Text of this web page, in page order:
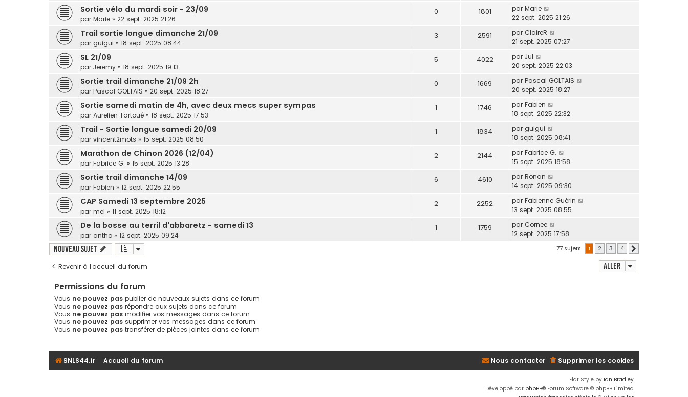
Sortie vélo du mardi soir - 23/09
par Marie » 22 sept. 2025 21:26
0 1801 par Marie
22 sept. 2025 21:26
Trail sortie longue dimanche 21/09
par guigui » 18 sept. 2025 08:44
3 2591 par ClaireR
21 sept. 2025 07:27
SL 21/09
par Jeremy » 18 sept. 2025 19:13
5 4022 par Jul
20 sept. 2025 22:03
Sortie trail dimanche 21/09 2h
par Pascal GOLTAIS » 20 sept. 2025 18:27
0 1669 par Pascal GOLTAIS
20 sept. 2025 18:27
Sortie samedi matin de 4h, avec deux mecs super sympas
par Aurelien Tartoué » 18 sept. 2025 17:53
1 1746 par Fabien
18 sept. 2025 22:32
Trail - Sortie longue samedi 20/09
par vincent2mots » 15 sept. 2025 08:50
1 1834 par guigui
18 sept. 2025 08:41
Marathon de Chinon 2026 (12/04)
par Fabrice G. » 15 sept. 2025 13:28
2 2144 par Fabrice G.
15 sept. 2025 18:58
Sortie trail dimanche 14/09
par Fabien » 12 sept. 2025 22:55
6 4610 par Ronan
14 sept. 2025 09:30
CAP Samedi 13 septembre 2025
par mel » 11 sept. 2025 18:12
2 2252 par Fabienne Guérin
13 sept. 2025 08:55
De la bosse au terril d'abbaretz - samedi 13
par antho » 12 sept. 2025 09:24
1 1759 par Cornee
12 sept. 2025 17:58
Nouveau sujet 77 sujets 1 2 3 4
Revenir à l’accueil du forum Aller
Permissions du forum
Vous ne pouvez pas publier de nouveaux sujets dans ce forum
Vous ne pouvez pas répondre aux sujets dans ce forum
Vous ne pouvez pas modifier vos messages dans ce forum
Vous ne pouvez pas supprimer vos messages dans ce forum
Vous ne pouvez pas transférer de pièces jointes dans ce forum
SNLS44.fr Accueil du forum Supprimer les cookies
Nous contacter
Flat Style by Ian Bradley
Développé par phpBB® Forum Software © phpBB Limited